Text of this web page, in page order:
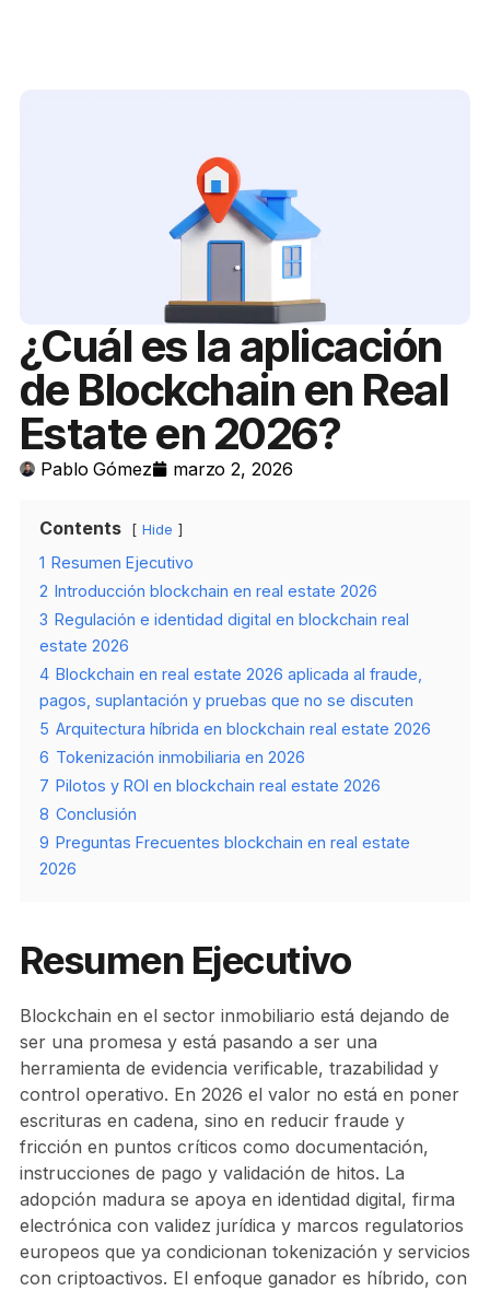
¿Cuál es la aplicación
de Blockchain en Real
Estate en 2026?
Pablo Gómez marzo 2, 2026
Contents Hide
1 Resumen Ejecutivo
2 Introducción blockchain en real estate 2026
3 Regulación e identidad digital en blockchain real
estate 2026
4 Blockchain en real estate 2026 aplicada al fraude,
pagos, suplantación y pruebas que no se discuten
5 Arquitectura híbrida en blockchain real estate 2026
6 Tokenización inmobiliaria en 2026
7 Pilotos y ROI en blockchain real estate 2026
8 Conclusión
9 Preguntas Frecuentes blockchain en real estate
2026
Resumen Ejecutivo
Blockchain en el sector inmobiliario está dejando de
ser una promesa y está pasando a ser una
herramienta de evidencia verificable, trazabilidad y
control operativo. En 2026 el valor no está en poner
escrituras en cadena, sino en reducir fraude y
fricción en puntos críticos como documentación,
instrucciones de pago y validación de hitos. La
adopción madura se apoya en identidad digital, firma
electrónica con validez jurídica y marcos regulatorios
europeos que ya condicionan tokenización y servicios
con criptoactivos. El enfoque ganador es híbrido, con